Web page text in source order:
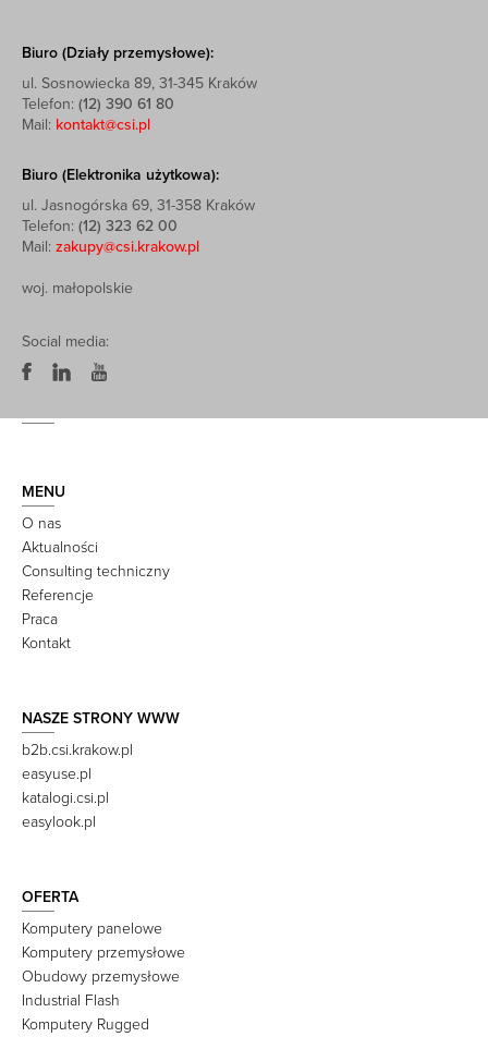
Biuro (Działy przemysłowe):
ul. Sosnowiecka 89, 31-345 Kraków
Telefon: (12) 390 61 80
Mail: kontakt@csi.pl
Biuro (Elektronika użytkowa):
ul. Jasnogórska 69, 31-358 Kraków
Telefon: (12) 323 62 00
Mail: zakupy@csi.krakow.pl
woj. małopolskie
Social media:
MENU
O nas
Aktualności
Consulting techniczny
Referencje
Praca
Kontakt
NASZE STRONY WWW
b2b.csi.krakow.pl
easyuse.pl
katalogi.csi.pl
easylook.pl
OFERTA
Komputery panelowe
Komputery przemysłowe
Obudowy przemysłowe
Industrial Flash
Komputery Rugged